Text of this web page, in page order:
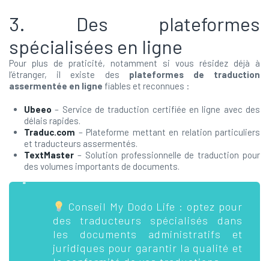
3. Des plateformes
spécialisées en ligne
Pour plus de praticité, notamment si vous résidez déjà à
l’étranger, il existe des plateformes de traduction
assermentée en ligne fiables et reconnues :
Ubeeo – Service de traduction certifiée en ligne avec des
délais rapides.
Traduc.com – Plateforme mettant en relation particuliers
et traducteurs assermentés.
TextMaster – Solution professionnelle de traduction pour
des volumes importants de documents.
Conseil My Dodo Life : optez pour
des traducteurs spécialisés dans
les documents administratifs et
juridiques pour garantir la qualité et